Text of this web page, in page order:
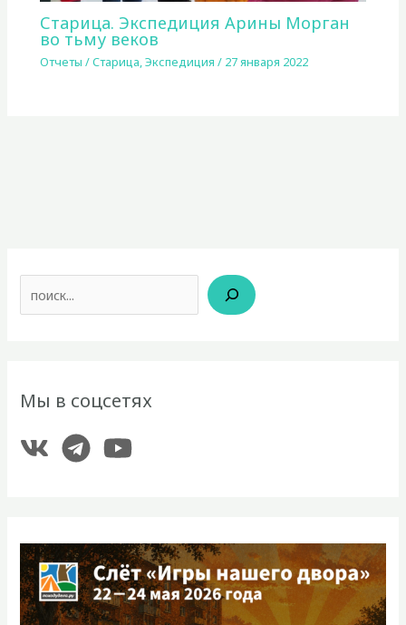
Старица. Экспедиция Арины Морган
во тьму веков
Отчеты /Старица,Экспедиция / 27 января 2022
Мы в соцсетях